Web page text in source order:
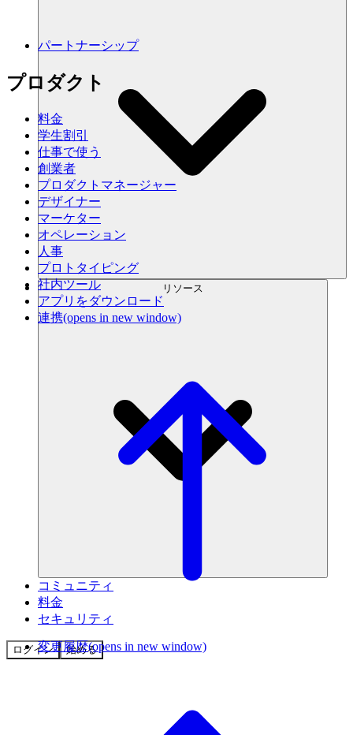
リソース
コミュニティ
料金
セキュリティ
ログイン 始める
パートナーシップ
プロダクト
料金
学生割引
仕事で使う
創業者
プロダクトマネージャー
デザイナー
マーケター
オペレーション
人事
プロトタイピング
社内ツール
アプリをダウンロード
連携(opens in new window)
変更履歴(opens in new window)